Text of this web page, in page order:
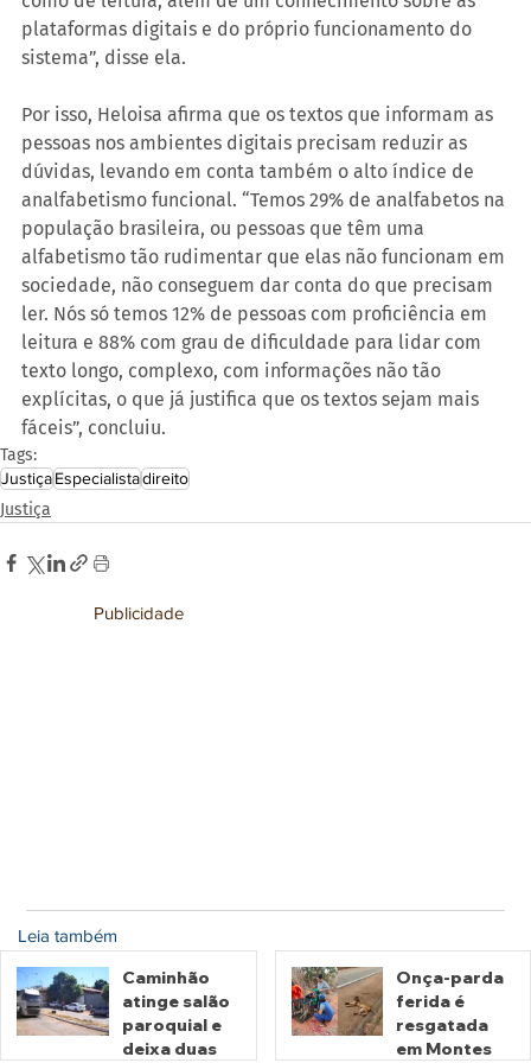
plataformas digitais e do próprio funcionamento do
sistema”, disse ela.
Por isso, Heloisa afirma que os textos que informam as
pessoas nos ambientes digitais precisam reduzir as
dúvidas, levando em conta também o alto índice de
analfabetismo funcional. “Temos 29% de analfabetos na
população brasileira, ou pessoas que têm uma
alfabetismo tão rudimentar que elas não funcionam em
sociedade, não conseguem dar conta do que precisam
ler. Nós só temos 12% de pessoas com proficiência em
leitura e 88% com grau de dificuldade para lidar com
texto longo, complexo, com informações não tão
explícitas, o que já justifica que os textos sejam mais
fáceis”, concluiu.
Tags:
JustiçaEspecialistadireito
Justiça
Publicidade
Leia também
Caminhão
atinge salão
paroquial e
deixa duas
Onça-parda
ferida é
resgatada
em Montes